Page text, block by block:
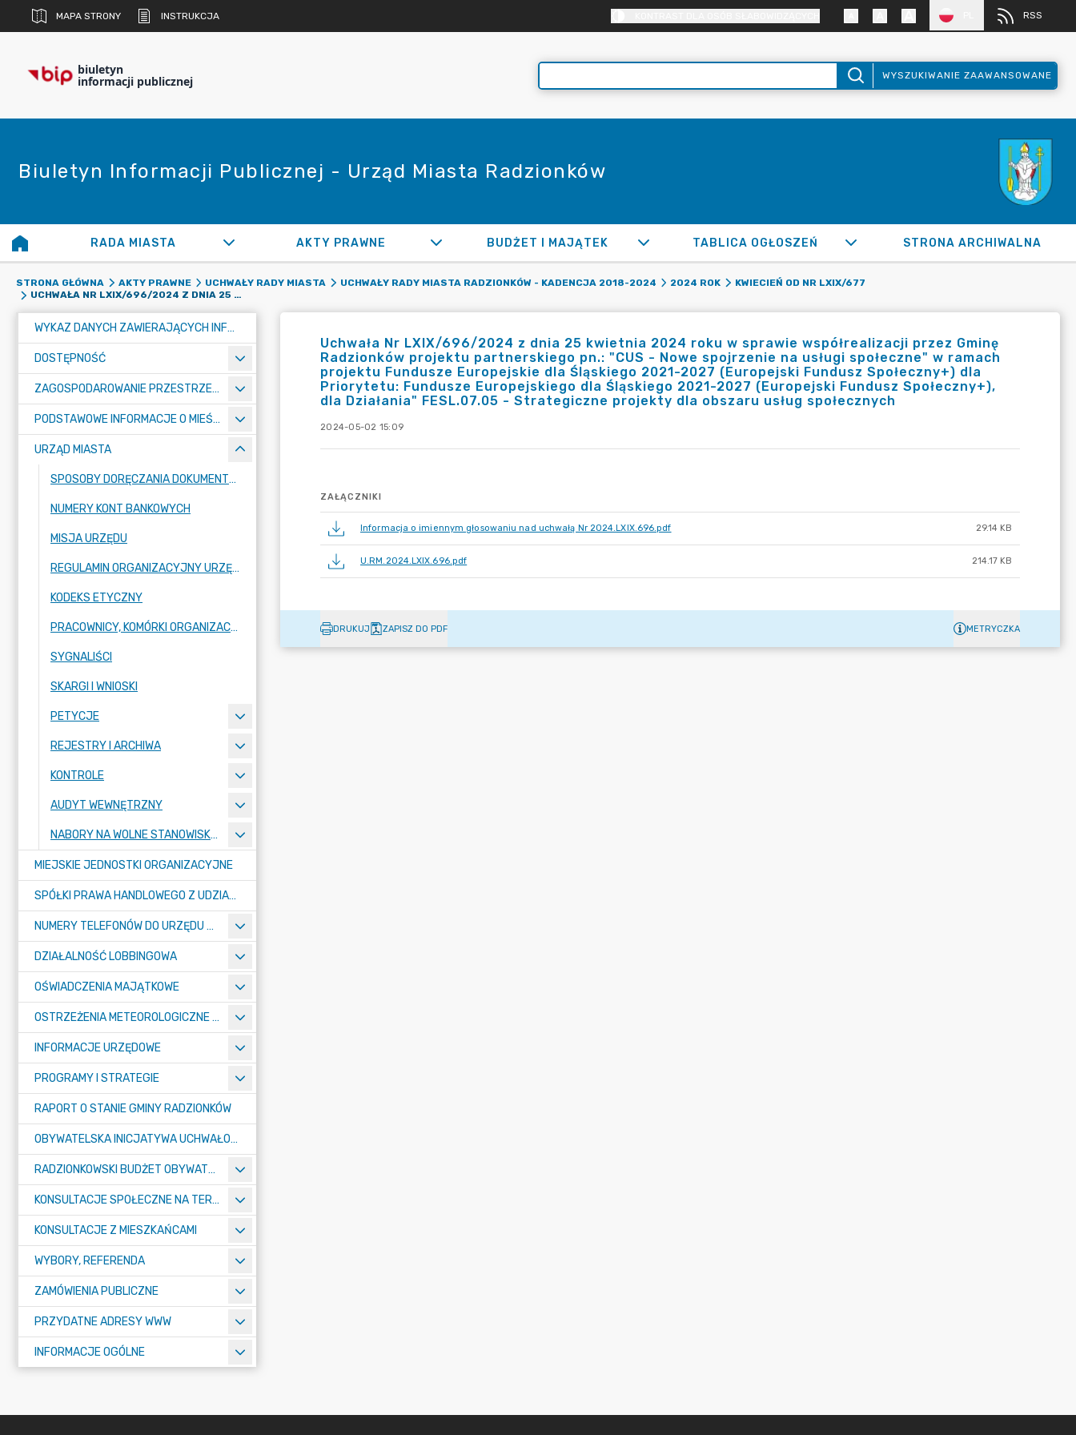
MAPA STRONY INSTRUKCJA RSS
biuletyn
informacji publicznej WYSZUKIWANIE ZAAWANSOWANE
Biuletyn Informacji Publicznej - Urząd Miasta Radzionków
RADA MIASTA AKTY PRAWNE BUDŻET I MAJĄTEK TABLICA OGŁOSZEŃ STRONA ARCHIWALNA
STRONA GŁÓWNA AKTY PRAWNE UCHWAŁY RADY MIASTA UCHWAŁY RADY MIASTA RADZIONKÓW - KADENCJA 2018-2024 2024 ROK
KWIECIEŃ OD NR LXIX/677
UCHWAŁA NR LXIX/696/2024 Z DNIA 25 KWIETNIA 2024 ROKU W SPRAWIE WSPÓŁREALIZACJI PRZEZ GMINĘ RADZIONKÓW PROJEKTU PARTNERSKIEGO PN.: "CUS - NOWE SPOJRZENIE NA USŁUGI SPOŁECZNE" W RAMACH PROJEKTU FUNDUSZE EUROPEJSKIE DLA ŚLĄSKIEGO 2021-2027 (EUROPEJSKI FUNDUSZ SPOŁECZNY+) DLA PRIORYTETU: FUNDUSZE EUROPEJSKIEGO DLA ŚLĄSKIEGO 2021-2027 (EUROPEJSKI FUNDUSZ SPOŁECZNY+), DLA DZIAŁANIA" FESL.07.05 - STRATEGICZNE PROJEKTY DLA OBSZARU USŁUG SPOŁECZNYCH
WYKAZ DANYCH ZAWIERAJĄCYCH INFORMACJE O ŚRODOWISKU I JEGO OCHRONIE
DOSTĘPNOŚĆ
ZAGOSPODAROWANIE PRZESTRZENNE
PODSTAWOWE INFORMACJE O MIEŚCIE
URZĄD MIASTA
SPOSOBY DORĘCZANIA DOKUMENTÓW DO URZĘDU MIASTA RADZIONKÓW
NUMERY KONT BANKOWYCH
MISJA URZĘDU
REGULAMIN ORGANIZACYJNY URZĘDU
KODEKS ETYCZNY
PRACOWNICY, KOMÓRKI ORGANIZACYJNE URZĘDU
SYGNALIŚCI
SKARGI I WNIOSKI
PETYCJE
REJESTRY I ARCHIWA
KONTROLE
AUDYT WEWNĘTRZNY
NABORY NA WOLNE STANOWISKA PRACY
MIEJSKIE JEDNOSTKI ORGANIZACYJNE
SPÓŁKI PRAWA HANDLOWEGO Z UDZIAŁEM GMINY
NUMERY TELEFONÓW DO URZĘDU MIASTA, MIEJSKICH JEDNOSTEK ORGANIZACYJNYCH ORAZ SPÓŁEK PRAWA HANDLOWEGO Z UDZIAŁEM GMINY
DZIAŁALNOŚĆ LOBBINGOWA
OŚWIADCZENIA MAJĄTKOWE
OSTRZEŻENIA METEOROLOGICZNE O ZŁYM STANIE POWIETRZA I INNE
INFORMACJE URZĘDOWE
PROGRAMY I STRATEGIE
RAPORT O STANIE GMINY RADZIONKÓW
OBYWATELSKA INICJATYWA UCHWAŁODAWCZA
RADZIONKOWSKI BUDŻET OBYWATELSKI
KONSULTACJE SPOŁECZNE NA TERENIE MIASTA RADZIONKÓW
KONSULTACJE Z MIESZKAŃCAMI
WYBORY, REFERENDA
ZAMÓWIENIA PUBLICZNE
PRZYDATNE ADRESY WWW
INFORMACJE OGÓLNE
Uchwała Nr LXIX/696/2024 z dnia 25 kwietnia 2024 roku w sprawie współrealizacji przez Gminę
Radzionków projektu partnerskiego pn.: "CUS - Nowe spojrzenie na usługi społeczne" w ramach
projektu Fundusze Europejskie dla Śląskiego 2021-2027 (Europejski Fundusz Społeczny+) dla
Priorytetu: Fundusze Europejskiego dla Śląskiego 2021-2027 (Europejski Fundusz Społeczny+),
dla Działania" FESL.07.05 - Strategiczne projekty dla obszaru usług społecznych
2024-05-02 15:09
ZAŁĄCZNIKI
Informacja o imiennym głosowaniu nad uchwałą Nr 2024.LXIX.696.pdf 29.14 KB
U.RM.2024.LXIX.696.pdf 214.17 KB
DRUKUJ ZAPISZ DO PDF METRYCZKA